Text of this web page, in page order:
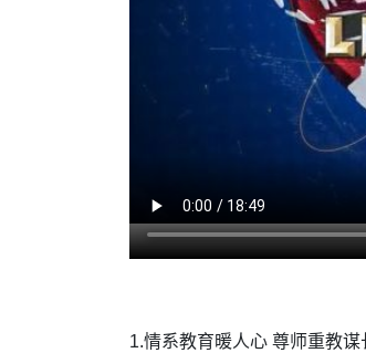
1.情系教育暖人心 尊师重教